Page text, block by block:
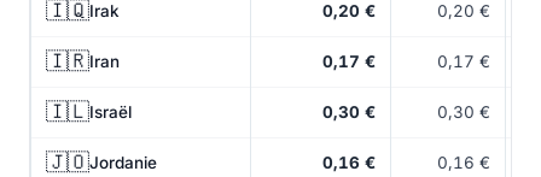
🇮🇶Irak 0,20 € 0,20 €
🇮🇷Iran 0,17 € 0,17 €
🇮🇱Israël 0,30 € 0,30 €
🇯🇴Jordanie 0,16 € 0,16 €